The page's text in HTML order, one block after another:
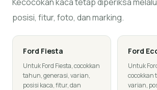
posisi, fitur, foto, dan marking.
Ford Fiesta
Untuk Ford Fiesta, cocokkan
tahun, generasi, varian,
posisi kaca, fitur, dan
Ford
Untuk
cocokkan
varian,